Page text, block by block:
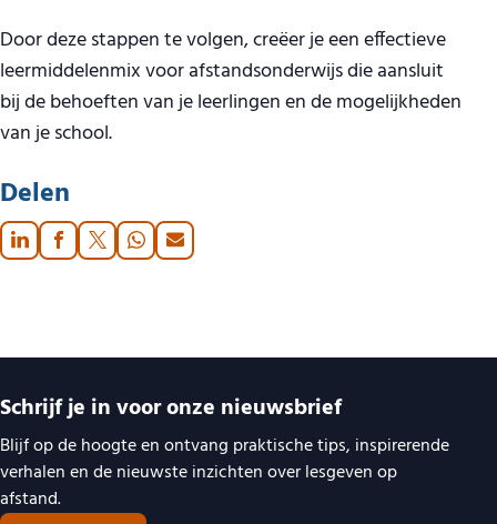
Door deze stappen te volgen, creëer je een effectieve
leermiddelenmix voor afstandsonderwijs die aansluit
bij de behoeften van je leerlingen en de mogelijkheden
van je school.
Delen
Schrijf je in voor onze nieuwsbrief
Blijf op de hoogte en ontvang praktische tips, inspirerende
verhalen en de nieuwste inzichten over lesgeven op
afstand.
Belangrijke links